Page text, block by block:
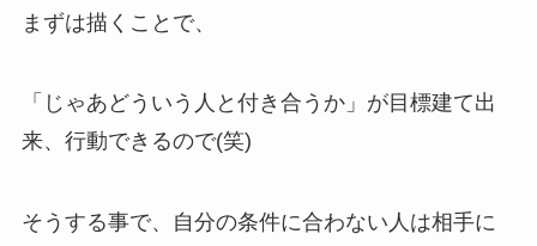
まずは描くことで、
「じゃあどういう人と付き合うか」が目標建て出
来、行動できるので(笑)
そうする事で、自分の条件に合わない人は相手に